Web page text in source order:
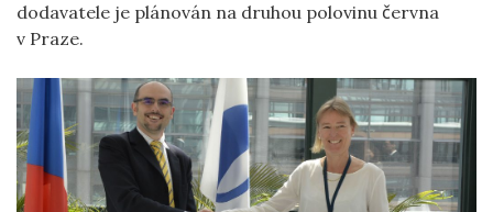
dodavatele je plánován na druhou polovinu června
v Praze.